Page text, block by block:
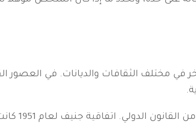
في مختلف الثقافات والديانات. في
في العصر